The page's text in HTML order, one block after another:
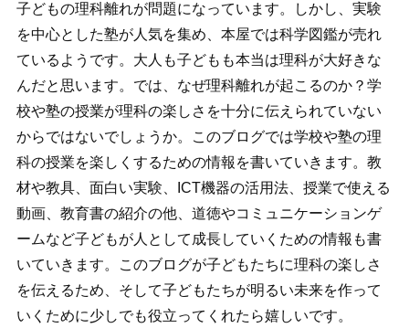
子どもの理科離れが問題になっています。しかし、実験
を中心とした塾が人気を集め、本屋では科学図鑑が売れ
ているようです。大人も子どもも本当は理科が大好きな
んだと思います。では、なぜ理科離れが起こるのか？学
校や塾の授業が理科の楽しさを十分に伝えられていない
からではないでしょうか。このブログでは学校や塾の理
科の授業を楽しくするための情報を書いていきます。教
材や教具、面白い実験、ICT機器の活用法、授業で使える
動画、教育書の紹介の他、道徳やコミュニケーションゲ
ームなど子どもが人として成長していくための情報も書
いていきます。このブログが子どもたちに理科の楽しさ
を伝えるため、そして子どもたちが明るい未来を作って
いくために少しでも役立ってくれたら嬉しいです。